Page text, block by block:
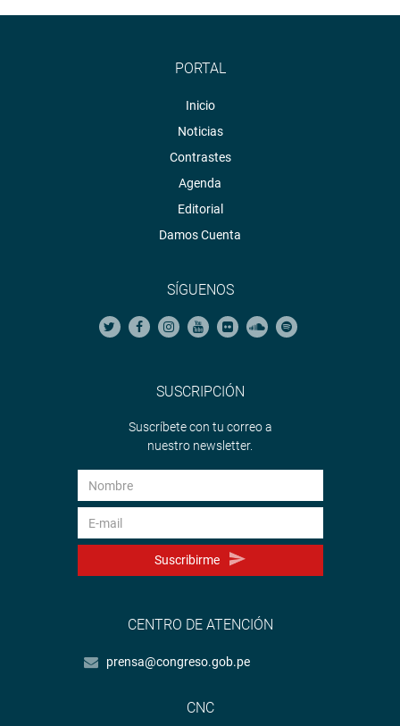
PORTAL
Inicio
Noticias
Contrastes
Agenda
Editorial
Damos Cuenta
SÍGUENOS
SUSCRIPCIÓN
Suscríbete con tu correo a
nuestro newsletter.
Suscribirme
CENTRO DE ATENCIÓN
prensa@congreso.gob.pe
CNC